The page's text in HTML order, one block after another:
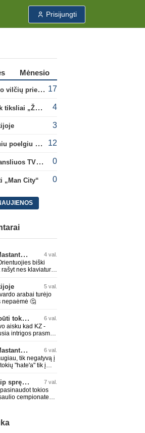
Prisijungti
Mėnesio
„Kauno Žalgiris“ neturėjo vilčių prieš „Dinamo“ 17
A. Tapinas atskleidė, kiek tiksliai „Žalgiris“ jau uždirbo iš UEFA premijų 4
3
L. Messi pasižymėjo kliniu poelgiu dėl kilusių gaisrų Madride 12
Dvikovas su „Hajduk“ transliuos TV3, paskutinėje transliacijoje – nauji rekordai 0
„Man City“ 0
„Real“ priklausantis F. Mastantuono skolinamas „Fiorentina“ ekipai 4 val.
biški
nes klaviaturą
5 val.
arabai turėjo
nepaėmė 🤔
Ž. Sopičius: „Negalime būti tokie išsigandę“ 6 val.
aisku kad KZ -
intrigos prasme.
netiketo. Tik aisku
„Real“ priklausantis F. Mastantuono skolinamas „Fiorentina“ ekipai 6 val.
tik negatyvą į
"hate'a" tik į
ypač leistis į
„La Liga“ nusprendė, kaip spręs žaidėjų prisidengimo burnomis klausimą 7 val.
tokios
cempionate